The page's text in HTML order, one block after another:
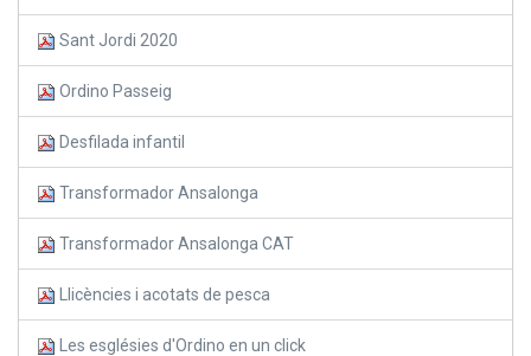
Sant Jordi 2020
Ordino Passeig
Desfilada infantil
Transformador Ansalonga
Transformador Ansalonga CAT
Llicències i acotats de pesca
Les esglésies d'Ordino en un click